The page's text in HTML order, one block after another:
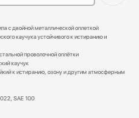
с двойной металлической оплеткой
каучука устойчивого к истиранию и
проволочной оплётки
каучук
к истиранию, озону и другим атмосферным
SAE 100